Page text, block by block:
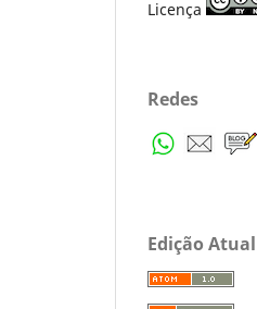
Licença
Redes
Edição Atual